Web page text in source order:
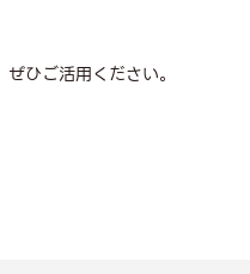
ひご活用ください。